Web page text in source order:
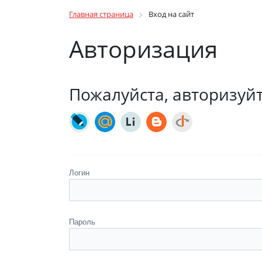
Главная страница Вход на сайт
Авторизация
Пожалуйста,
Логин
Пароль